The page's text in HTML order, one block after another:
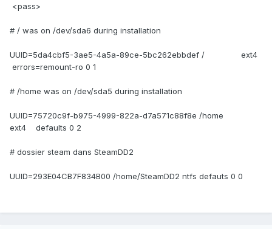
<pass>
# / was on /dev/sda6 during installation
UUID=5da4cbf5-3ae5-4a5a-89ce-5bc262ebbdef / ext4
errors=remount-ro 0 1
# /home was on /dev/sda5 during installation
UUID=75720c9f-b975-4999-822a-d7a571c88f8e /home
ext4 defaults 0 2
# dossier steam dans SteamDD2
UUID=293E04CB7F834B00 /home/SteamDD2 ntfs defauts 0 0